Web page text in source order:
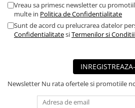
■ Mobilier service
■ Scule de mana
■ Vulcanizare
■ Bancuri de scule
► Ulei motor autoturisme
Vreau sa primesc newsletter cu
multe in Politica de Confidentialitate
Sunt de acord cu prelucrarea datelor
ConfidentialitatesiTermenilor si
Newsletter Nu rata ofertele si promotiile